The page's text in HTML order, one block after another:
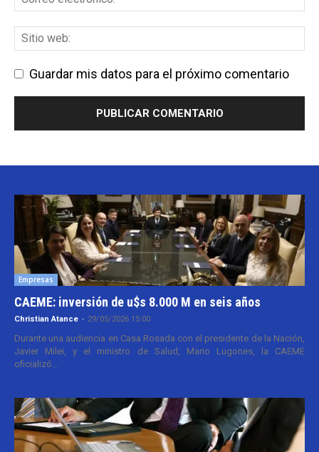
Guardar mis datos para el próximo comentario
Empresas
CAEME: inversión de u$s 8.000 M en seis años
Christian Atance - 29/05/2026 15:00
Durante una audiencia en Casa Rosada con el presidente de la Nación,
Javier Milei, y el ministro de Salud, Mario Lugones, la CAEME
oficializó...